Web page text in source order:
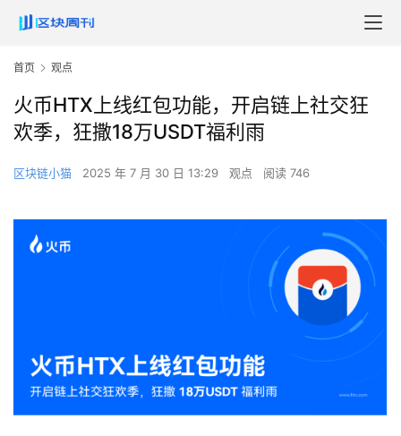
首页 观点
火币HTX上线红包功能，开启链上社交狂
欢季，狂撒18万USDT福利雨
区块链小猫 2025 年 7 月 30 日 13:29 观点 阅读 746